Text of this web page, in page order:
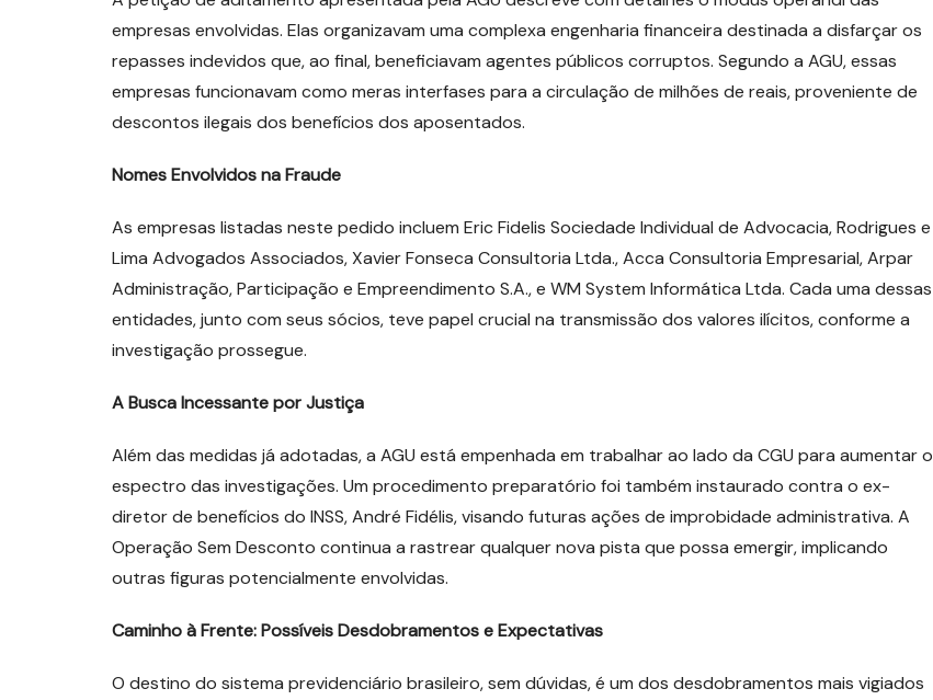
empresas envolvidas. Elas organizavam uma complexa engenharia financeira destinada a disfarçar os
repasses indevidos que, ao final, beneficiavam agentes públicos corruptos. Segundo a AGU, essas
empresas funcionavam como meras interfases para a circulação de milhões de reais, proveniente de
descontos ilegais dos benefícios dos aposentados.
Nomes Envolvidos na Fraude
As empresas listadas neste pedido incluem Eric Fidelis Sociedade Individual de Advocacia, Rodrigues e
Lima Advogados Associados, Xavier Fonseca Consultoria Ltda., Acca Consultoria Empresarial, Arpar
Administração, Participação e Empreendimento S.A., e WM System Informática Ltda. Cada uma dessas
entidades, junto com seus sócios, teve papel crucial na transmissão dos valores ilícitos, conforme a
investigação prossegue.
A Busca Incessante por Justiça
Além das medidas já adotadas, a AGU está empenhada em trabalhar ao lado da CGU para aumentar o
espectro das investigações. Um procedimento preparatório foi também instaurado contra o ex-
diretor de benefícios do INSS, André Fidélis, visando futuras ações de improbidade administrativa. A
Operação Sem Desconto continua a rastrear qualquer nova pista que possa emergir, implicando
outras figuras potencialmente envolvidas.
Caminho à Frente: Possíveis Desdobramentos e Expectativas
O destino do sistema previdenciário brasileiro, sem dúvidas, é um dos desdobramentos mais vigiados